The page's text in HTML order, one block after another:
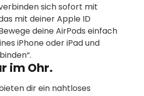
sich sofort mit
mit deiner Apple ID
deine AirPods einfach
iPhone oder iPad und
im Ohr.
dir ein nahtloses